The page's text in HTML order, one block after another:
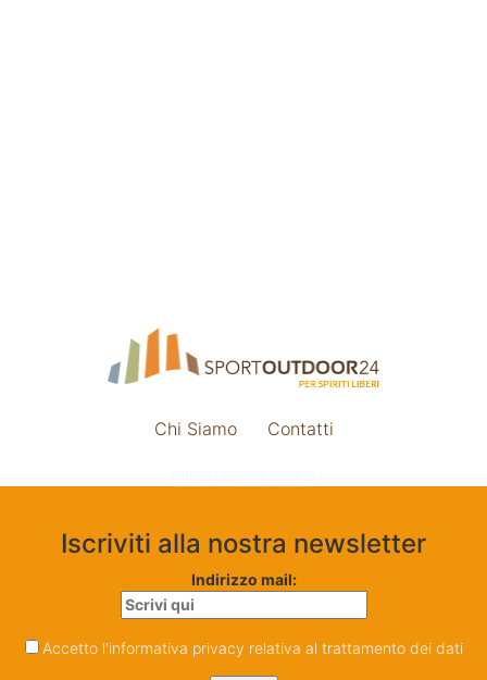
Chi Siamo Contatti
Iscriviti alla nostra newsletter
Indirizzo mail:
Accetto l'informativa privacy relativa al trattamento dei dati